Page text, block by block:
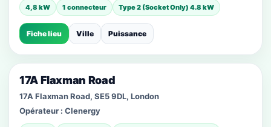
4,8 kW 1 connecteur Type 2 (Socket Only) 4.8 kW
Fiche lieu Ville Puissance
17A Flaxman Road
17A Flaxman Road, SE5 9DL, London
Opérateur : Clenergy